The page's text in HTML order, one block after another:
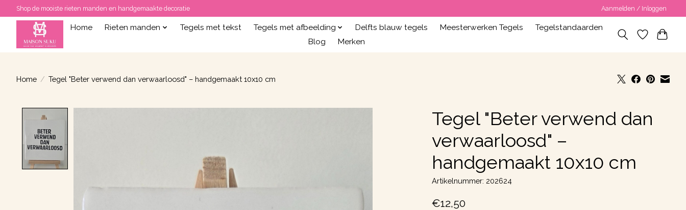
Shop de mooiste rieten manden en handgemaakte decoratie Aanmelden / Inloggen
Home Rieten manden Tegels met tekst Tegels met afbeelding Delfts blauw tegels Meesterwerken Tegels
Tegelstandaarden
Blog
Merken
Home / Tegel "Beter verwend dan verwaarloosd" – handgemaakt 10x10 cm
Tegel "Beter verwend dan
verwaarloosd" –
handgemaakt 10x10 cm
Artikelnummer: 202624
€12,50